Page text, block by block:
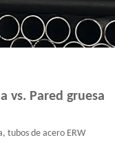
vs. Pared gruesa
tubos de acero ERW